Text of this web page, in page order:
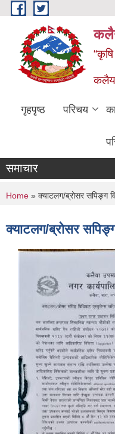
Skip to main content
गृहपृष्ठ परिचय
समाचार
You are here
Home » क्याटलग/ब्रोसर सपिङ्ग
क्याटलग/ब्रोसर